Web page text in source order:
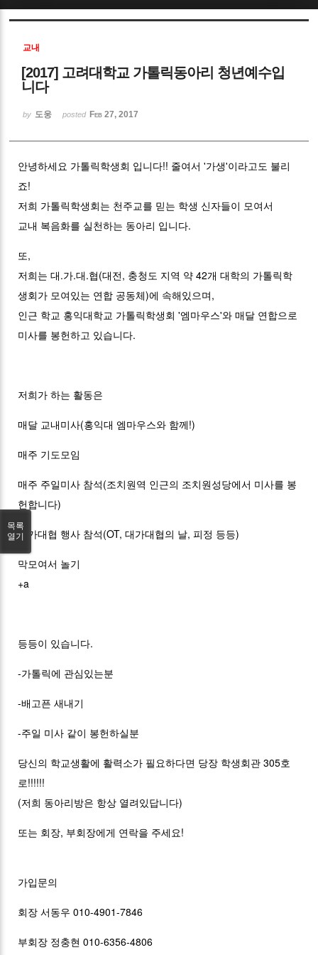
교내
[2017] 고려대학교 가톨릭동아리 청년예수입
니다
by 도웅 posted Feb 27, 2017
안녕하세요 가톨릭학생회 입니다!! 줄여서 '가생'이라고도 불리
죠!
저희 가톨릭학생회는 천주교를 믿는 학생 신자들이 모여서
교내 복음화를 실천하는 동아리 입니다.
또,
저희는 대.가.대.협(대전, 충청도 지역 약 42개 대학의 가톨릭학
생회가 모여있는 연합 공동체)에 속해있으며,
인근 학교 홍익대학교 가톨릭학생회 '엠마우스'와 매달 연합으로
미사를 봉헌하고 있습니다.
저희가 하는 활동은
매달 교내미사(홍익대 엠마우스와 함께!)
매주 기도모임
매주 주일미사 참석(조치원역 인근의 조치원성당에서 미사를 봉
헌합니다)
대가대협 행사 참석(OT, 대가대협의 날, 피정 등등)
막모여서 놀기
+a
등등이 있습니다.
-가톨릭에 관심있는분
-배고픈 새내기
-주일 미사 같이 봉헌하실분
당신의 학교생활에 활력소가 필요하다면 당장 학생회관 305호
로!!!!!!
(저희 동아리방은 항상 열려있답니다)
또는 회장, 부회장에게 연락을 주세요!
가입문의
회장 서동우 010-4901-7846
부회장 정충현 010-6356-4806
목록
열기
Sketchbook5, 스케치북5
Sketchbook5, 스케치북5